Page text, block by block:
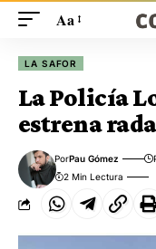
Aa
LA SAFOR
La Policía
estrena
PorPau Gómez
2 Min Lectura